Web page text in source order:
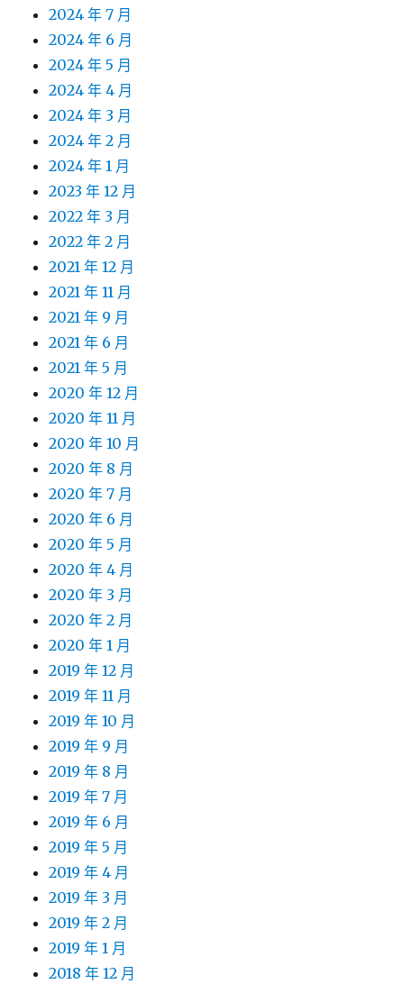
2024 年 7 月
2024 年 6 月
2024 年 5 月
2024 年 4 月
2024 年 3 月
2024 年 2 月
2024 年 1 月
2023 年 12 月
2022 年 3 月
2022 年 2 月
2021 年 12 月
2021 年 11 月
2021 年 9 月
2021 年 6 月
2021 年 5 月
2020 年 12 月
2020 年 11 月
2020 年 10 月
2020 年 8 月
2020 年 7 月
2020 年 6 月
2020 年 5 月
2020 年 4 月
2020 年 3 月
2020 年 2 月
2020 年 1 月
2019 年 12 月
2019 年 11 月
2019 年 10 月
2019 年 9 月
2019 年 8 月
2019 年 7 月
2019 年 6 月
2019 年 5 月
2019 年 4 月
2019 年 3 月
2019 年 2 月
2019 年 1 月
2018 年 12 月